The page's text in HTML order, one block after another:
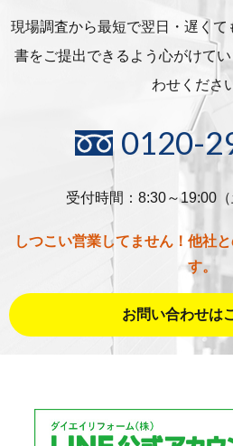
現場調査から最短で翌日・遅くて
書をご提出できるよう心がけて
わせくださ
0120-
受付時間：8:30～19:00（
しつこい営業してません！他社
す。
お問い合わせは